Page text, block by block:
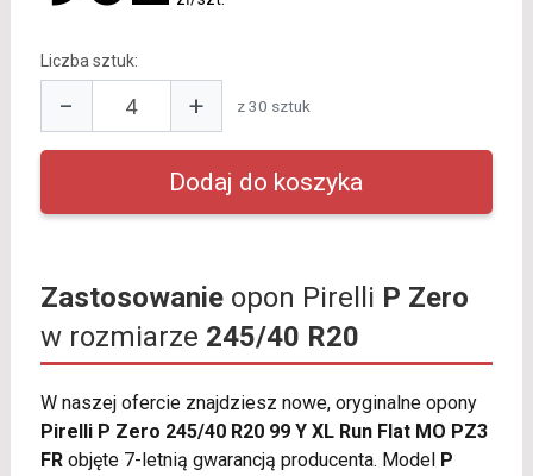
Liczba sztuk:
− + z 30 sztuk
Zastosowanieopon Pirelli P Zero
w rozmiarze 245/40 R20
W naszej ofercie znajdziesz nowe, oryginalne opony
Pirelli P Zero 245/40 R20 99 Y XL Run Flat MO PZ3
FRobjęte 7-letnią gwarancją producenta. Model P